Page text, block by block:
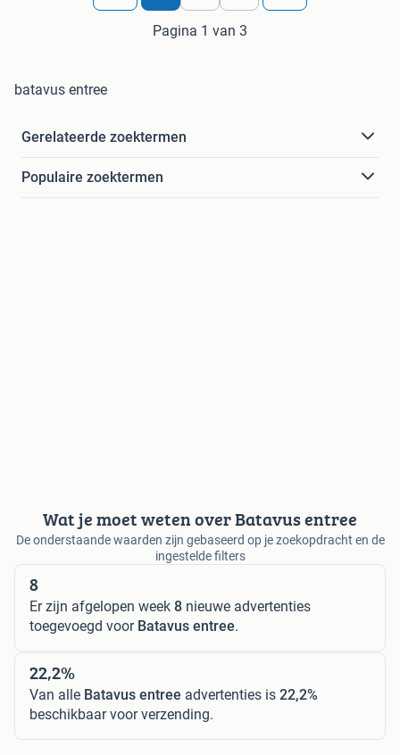
Pagina 1 van 3
batavus entree
Gerelateerde zoektermen
Populaire zoektermen
Wat je moet weten over Batavus entree
De onderstaande waarden zijn gebaseerd op je zoekopdracht en de
ingestelde filters
8
Er zijn afgelopen week 8 nieuwe advertenties
toegevoegd voor Batavus entree.
22,2%
Van alle Batavus entree advertenties is 22,2%
beschikbaar voor verzending.